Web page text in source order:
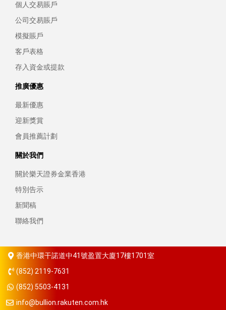
個人交易賬戶
公司交易賬戶
模擬賬戶
客戶表格
存入資金或提款
推廣優惠
最新優惠
迎新獎賞
會員推薦計劃
關於我們
關於樂天證券金業香港
特別告示
新聞稿
聯絡我們
香港中環干諾道中41號盈置大廈17樓1701室
(852) 2119-7631
(852) 5503-4131
info@bullion.rakuten.com.hk